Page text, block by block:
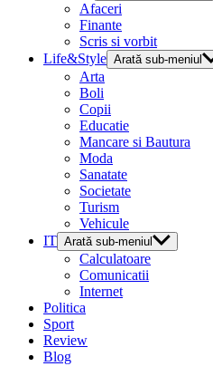
Afaceri
Finante
Scris si vorbit
Life&Style Arată sub-meniul
Arta
Boli
Copii
Educatie
Mancare si Bautura
Moda
Sanatate
Societate
Turism
Vehicule
IT Arată sub-meniul
Calculatoare
Comunicatii
Internet
Politica
Sport
Review
Blog